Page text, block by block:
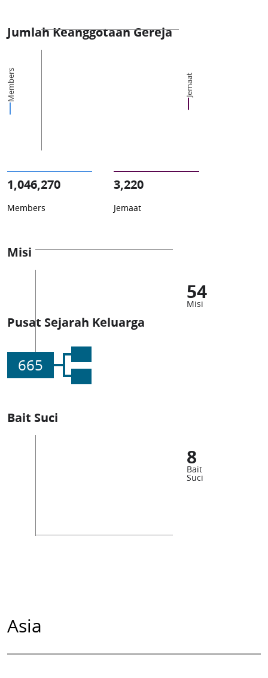
Jumlah Keanggotaan Gereja
Members Jemaat
1,046,270
Members
3,220
Jemaat
Misi
54
Misi
Pusat Sejarah Keluarga
665
Bait Suci
8
Bait
Suci
Asia